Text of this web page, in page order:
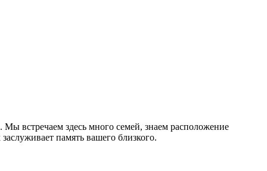
встречаем здесь много семей, знаем расположение
память вашего близкого.